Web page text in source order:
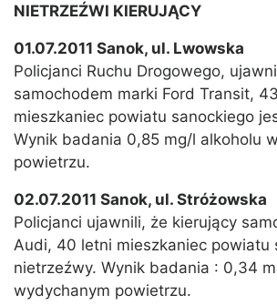
NIETRZEŹWI KIERUJĄCY
01.07.2011 Sanok, ul. Lwowska
Policjanci Ruchu Drogowego,
samochodem marki Ford Transit,
mieszkaniec powiatu sanockiego
Wynik badania 0,85 mg/l alkoholu
powietrzu.
02.07.2011 Sanok, ul. Stróżowska
Policjanci ujawnili, że kierujący
Audi, 40 letni mieszkaniec powiatu
nietrzeźwy. Wynik badania : 0,34
wydychanym powietrzu.